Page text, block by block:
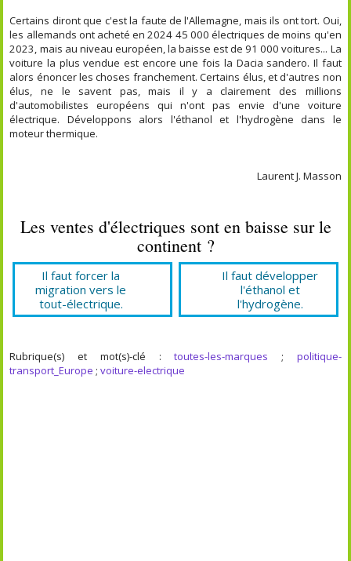
Certains diront que c'est la faute de l'Allemagne, mais ils ont tort. Oui,
les allemands ont acheté en 2024 45 000 électriques de moins qu'en
2023, mais au niveau européen, la baisse est de 91 000 voitures... La
voiture la plus vendue est encore une fois la Dacia sandero. Il faut
alors énoncer les choses franchement. Certains élus, et d'autres non
élus, ne le savent pas, mais il y a clairement des millions
d'automobilistes européens qui n'ont pas envie d'une voiture
électrique. Développons alors l'éthanol et l'hydrogène dans le
moteur thermique.
Laurent J. Masson
Les ventes d'électriques sont en baisse sur le
continent ?
Il faut forcer la
migration vers le
tout-électrique.
Il faut développer
l'éthanol et
l'hydrogène.
Rubrique(s) et mot(s)-clé :toutes-les-marques ; politique-
transport_Europe ;voiture-electrique